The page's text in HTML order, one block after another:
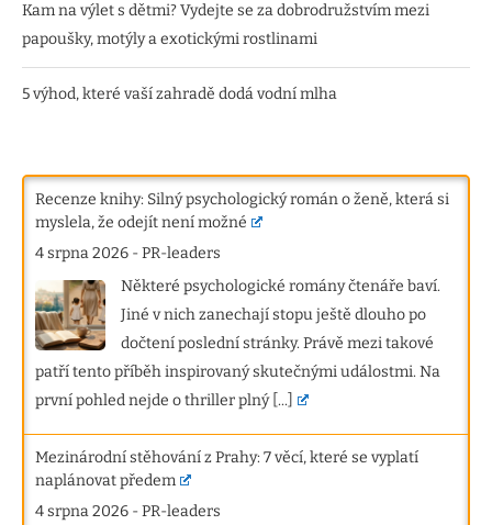
Kam na výlet s dětmi? Vydejte se za dobrodružstvím mezi
papoušky, motýly a exotickými rostlinami
5 výhod, které vaší zahradě dodá vodní mlha
Recenze knihy: Silný psychologický román o ženě, která si
myslela, že odejít není možné
4 srpna 2026 -PR-leaders
Některé psychologické romány čtenáře baví.
Jiné v nich zanechají stopu ještě dlouho po
dočtení poslední stránky. Právě mezi takové
patří tento příběh inspirovaný skutečnými událostmi. Na
první pohled nejde o thriller plný [...]
Mezinárodní stěhování z Prahy: 7 věcí, které se vyplatí
naplánovat předem
4 srpna 2026 -PR-leaders